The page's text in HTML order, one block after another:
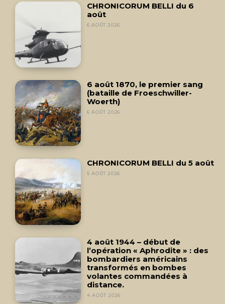
CHRONICORUM BELLI du 6
août
6 AOÛT 2026
6 août 1870, le premier sang
(bataille de Froeschwiller-
Woerth)
6 AOÛT 2026
CHRONICORUM BELLI du 5 août
5 AOÛT 2026
4 août 1944 – début de
l’opération « Aphrodite » : des
bombardiers américains
transformés en bombes
volantes commandées à
distance.
4 AOÛT 2026